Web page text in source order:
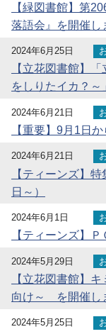
【緑図書館】第
落語会』を開催し
2024年6月25日
【立花図書館】
をしりたイカ？～
2024年6月21日
【重要】9月1日
2024年6月21日
【ティーンズ】
日～）
2024年6月1日
【ティーンズ】
2024年5月29日
【立花図書館】
向け～ を開催し
2024年5月25日